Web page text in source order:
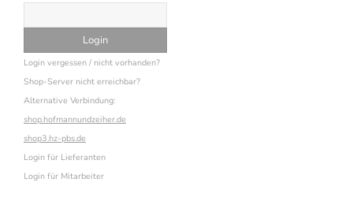
Login vergessen / nicht vorhanden?
Shop-Server nicht erreichbar?
Alternative Verbindung:
shop.hofmannundzeiher.de
shop3.hz-pbs.de
Login für Lieferanten
Login für Mitarbeiter